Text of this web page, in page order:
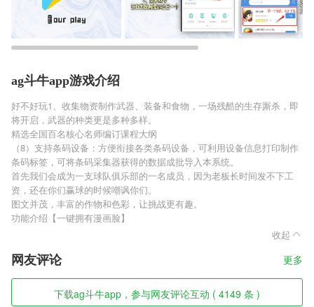
ag斗牛app游戏介绍
好不好玩1、收集物资制作武器、装备和食物，一场残酷的生存厮杀，即
将开启，武器的种类更是多种多样。
精选全国百名核心名师编订课程大纲
（8）支持条码设备：方便衔接各类条码设备，可利用设备信息打印制作
条码标签，可将条码采集器获得的数据成批导入本系统。
首先我们会成为一支球队俱乐部的一名成员，因为老板长时间发不下工
资，还在你们赢球的时候嘲讽你们。
图文并茂，丰富的作物和色彩，让挑战更有趣。
功能介绍【一键拥有漫画脸】
收起
网友评论 更多
下载ag斗牛app，参与网友评论互动 ( 4149 条 )